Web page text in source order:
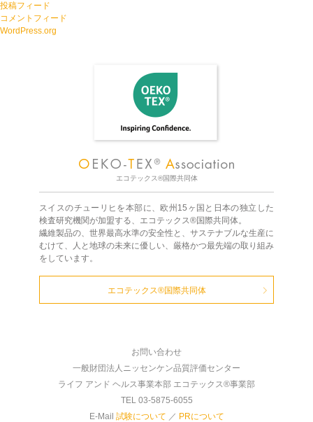
投稿フィード
コメントフィード
WordPress.org
エコテックス®国際共同体
スイスのチューリヒを本部に、欧州15ヶ国と日本の独立した
検査研究機関が加盟する、エコテックス®国際共同体。
繊維製品の、世界最高水準の安全性と、サステナブルな生産に
むけて、人と地球の未来に優しい、厳格かつ最先端の取り組み
をしています。
エコテックス®国際共同体
お問い合わせ
一般財団法人ニッセンケン品質評価センター
ライフ アンド ヘルス事業本部 エコテックス®事業部
TEL 03-5875-6055
E-Mail 試験について ／ PRについて